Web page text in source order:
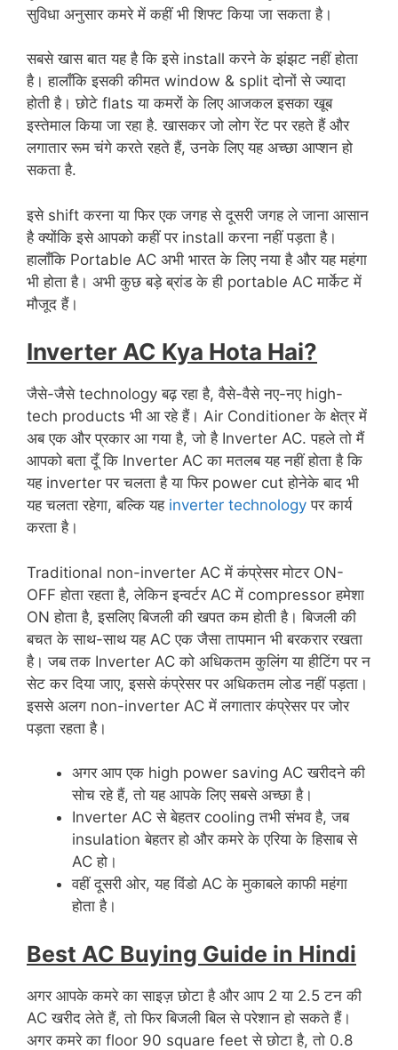
सुविधा अनुसार कमरे में कहीं भी शिफ्ट किया जा सकता है।
सबसे खास बात यह है कि इसे install करने के झंझट नहीं होता
है। हालाँकि इसकी कीमत window & split दोनों से ज्यादा
होती है। छोटे flats या कमरों के लिए आजकल इसका खूब
इस्तेमाल किया जा रहा है. खासकर जो लोग रेंट पर रहते हैं और
लगातार रूम चंगे करते रहते हैं, उनके लिए यह अच्छा आप्शन हो
सकता है.
इसे shift करना या फिर एक जगह से दूसरी जगह ले जाना आसान
है क्योंकि इसे आपको कहीं पर install करना नहीं पड़ता है।
हालाँकि Portable AC अभी भारत के लिए नया है और यह महंगा
भी होता है। अभी कुछ बड़े ब्रांड के ही portable AC मार्केट में
मौजूद हैं।
Inverter AC Kya Hota Hai?
जैसे-जैसे technology बढ़ रहा है, वैसे-वैसे नए-नए high-
tech products भी आ रहे हैं। Air Conditioner के क्षेत्र में
अब एक और प्रकार आ गया है, जो है Inverter AC. पहले तो मैं
आपको बता दूँ कि Inverter AC का मतलब यह नहीं होता है कि
यह inverter पर चलता है या फिर power cut होनेके बाद भी
यह चलता रहेगा, बल्कि यह inverter technology पर कार्य
करता है।
Traditional non-inverter AC में कंप्रेसर मोटर ON-
OFF होता रहता है, लेकिन इन्वर्टर AC में compressor हमेशा
ON होता है, इसलिए बिजली की खपत कम होती है। बिजली की
बचत के साथ-साथ यह AC एक जैसा तापमान भी बरकरार रखता
है। जब तक Inverter AC को अधिकतम कुलिंग या हीटिंग पर न
सेट कर दिया जाए, इससे कंप्रेसर पर अधिकतम लोड नहीं पड़ता।
इससे अलग non-inverter AC में लगातार कंप्रेसर पर जोर
पड़ता रहता है।
अगर आप एक high power saving AC खरीदने की
सोच रहे हैं, तो यह आपके लिए सबसे अच्छा है।
Inverter AC से बेहतर cooling तभी संभव है, जब
insulation बेहतर हो और कमरे के एरिया के हिसाब से
AC हो।
वहीं दूसरी ओर, यह विंडो AC के मुकाबले काफी महंगा
होता है।
Best AC Buying Guide in Hindi
अगर आपके कमरे का साइज़ छोटा है और आप 2 या 2.5 टन की
AC खरीद लेते हैं, तो फिर बिजली बिल से परेशान हो सकते हैं।
अगर कमरे का floor 90 square feet से छोटा है, तो 0.8